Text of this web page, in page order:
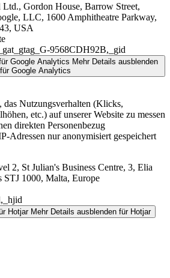
Ltd., Gordon House, Barrow Street,
LLC, 1600 Amphitheatre Parkway,
USA
9568CDH92B,_gid
Google Analytics Mehr Details ausblenden
für Google Analytics
Nutzungsverhalten (Klicks,
etc.) auf unserer Website zu messen
direkten Personenbezug
Adressen nur anonymisiert gespeichert
2, St Julian's Business Centre, 3, Elia
STJ 1000, Malta, Europe
Hotjar Mehr Details ausblenden für Hotjar